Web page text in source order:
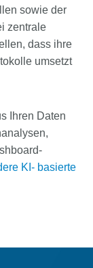
sowie der
zentrale
dass ihre
umsetzt
Ihren Daten
KI- basierte